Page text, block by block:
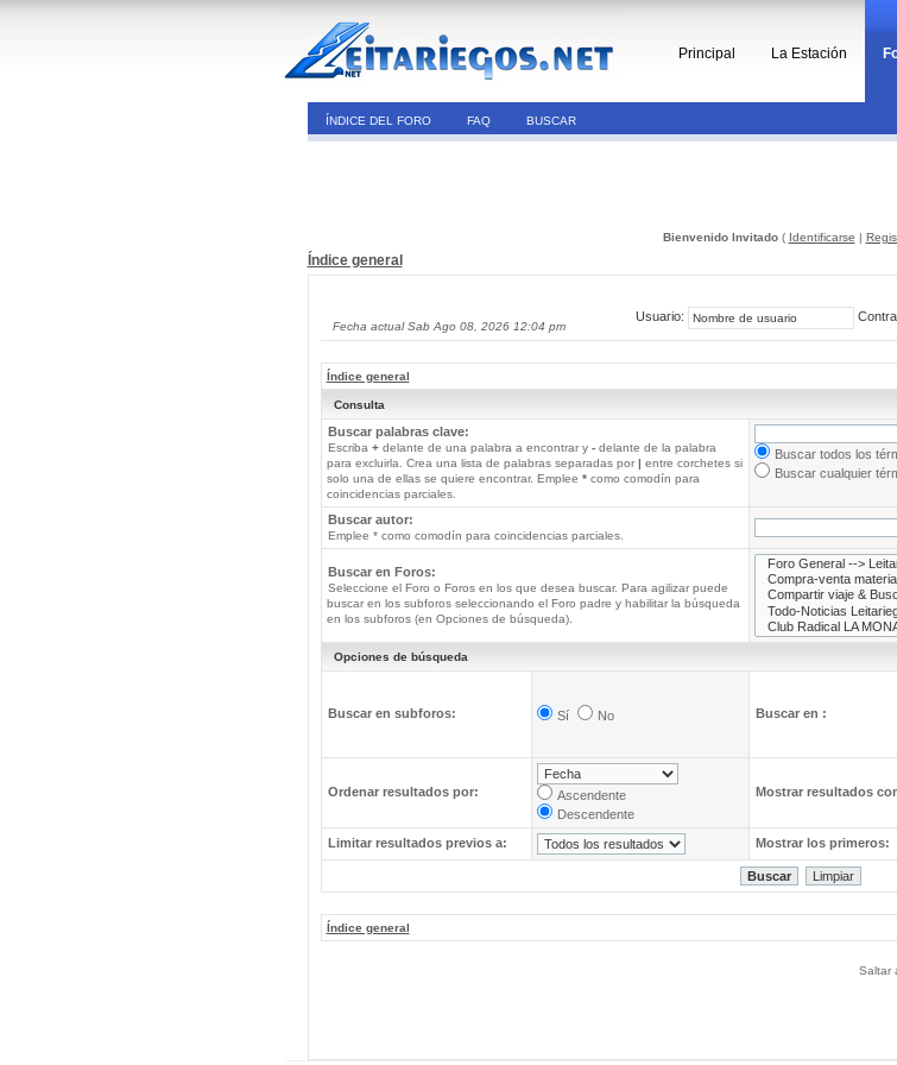
Principal La Estación
ÍNDICE DEL FORO FAQ BUSCAR
Bienvenido Invitado( Identificarse |
Índice general
Fecha actual Sab Ago 08, 2026 12:04 pm
Usuario:
Índice general
Consulta
Buscar palabras clave:
Escriba +delante de una palabra a encontrar y -delante de la palabra
para excluirla. Crea una lista de palabras separadas por | entre corchetes si
solo una de ellas se quiere encontrar. Emplee *como comodín para
coincidencias parciales.
Buscar todos los
Buscar cualquier
Buscar autor:
Emplee * como comodín para coincidencias parciales.
Buscar en Foros:
Seleccione el Foro o Foros en los que desea buscar. Para agilizar puede
buscar en los subforos seleccionando el Foro padre y habilitar la búsqueda
en los subforos (en Opciones de búsqueda).
Opciones de búsqueda
Buscar en subforos: Sí No Buscar en :
Ordenar resultados por:
Ascendente
Descendente
Mostrar resultados
Limitar resultados previos a: Mostrar los primeros:
Índice general
Saltar